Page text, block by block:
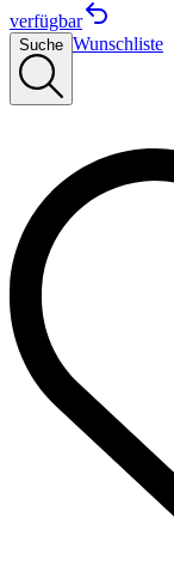
verfügbar
Suche Wunschliste